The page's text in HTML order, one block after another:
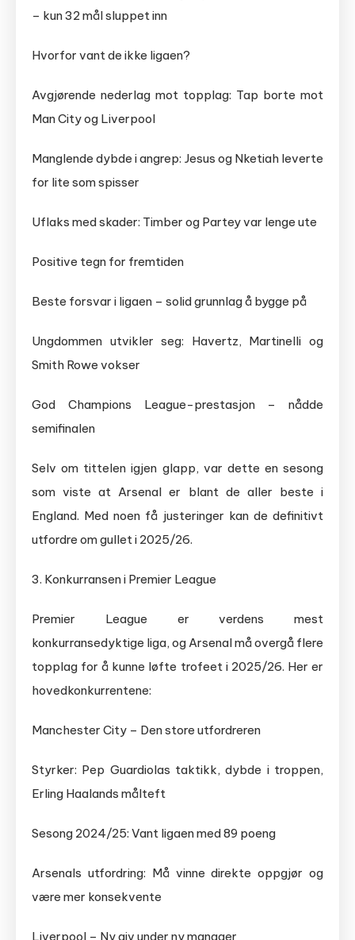
– kun 32 mål sluppet inn
Hvorfor vant de ikke ligaen?
Avgjørende nederlag mot topplag: Tap borte mot
Man City og Liverpool
Manglende dybde i angrep: Jesus og Nketiah leverte
for lite som spisser
Uflaks med skader: Timber og Partey var lenge ute
Positive tegn for fremtiden
Beste forsvar i ligaen – solid grunnlag å bygge på
Ungdommen utvikler seg: Havertz, Martinelli og
Smith Rowe vokser
God Champions League-prestasjon – nådde
semifinalen
Selv om tittelen igjen glapp, var dette en sesong
som viste at Arsenal er blant de aller beste i
England. Med noen få justeringer kan de definitivt
utfordre om gullet i 2025/26.
3. Konkurransen i Premier League
Premier League er verdens mest
konkurransedyktige liga, og Arsenal må overgå flere
topplag for å kunne løfte trofeet i 2025/26. Her er
hovedkonkurrentene:
Manchester City – Den store utfordreren
Styrker: Pep Guardiolas taktikk, dybde i troppen,
Erling Haalands målteft
Sesong 2024/25: Vant ligaen med 89 poeng
Arsenals utfordring: Må vinne direkte oppgjør og
være mer konsekvente
Liverpool – Ny giv under ny manager